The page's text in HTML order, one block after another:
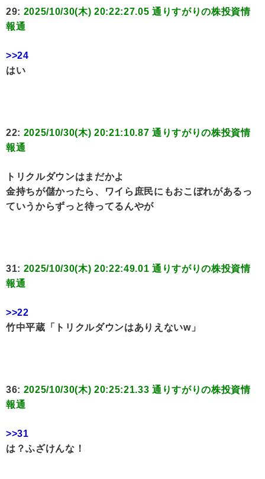
29: 2025/10/30(木) 20:22:27.05 通りすがりの株投資情
報通
>>24
はい
22: 2025/10/30(木) 20:21:10.87 通りすがりの株投資情
報通
トリクルダウンはまだかよ
金持ちが儲かったら、ワイら庶民にもおこぼれがあるっ
ていうからずっと待ってるんやが
31: 2025/10/30(木) 20:22:49.01 通りすがりの株投資情
報通
>>22
竹中平蔵「トリクルダウンはありえないw」
36: 2025/10/30(木) 20:25:21.33 通りすがりの株投資情
報通
>>31
は？ふざけんな！